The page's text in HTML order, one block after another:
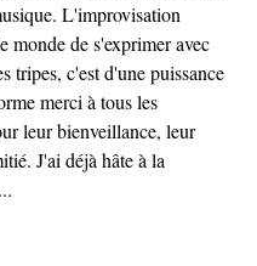
L'improvisation
monde de s'exprimer avec
tripes, c'est d'une puissance
merci à tous les
leur bienveillance, leur
J'ai déjà hâte à la